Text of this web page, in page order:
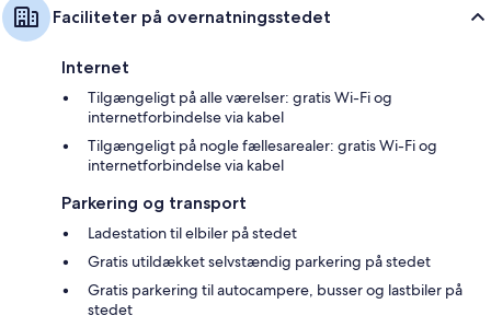
Faciliteter på overnatningsstedet
Internet
Tilgængeligt på alle værelser: gratis Wi-Fi og
internetforbindelse via kabel
Tilgængeligt på nogle fællesarealer: gratis Wi-Fi og
internetforbindelse via kabel
Parkering og transport
Ladestation til elbiler på stedet
Gratis utildækket selvstændig parkering på stedet
Gratis parkering til autocampere, busser og lastbiler på
stedet